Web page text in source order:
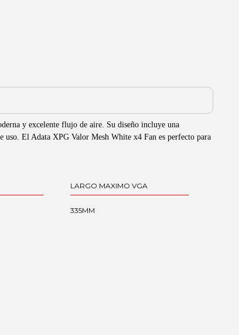
y excelente flujo de aire. Su diseño incluye una
uso. El Adata XPG Valor Mesh White x4 Fan es perfecto para
LARGO MAXIMO VGA
335MM